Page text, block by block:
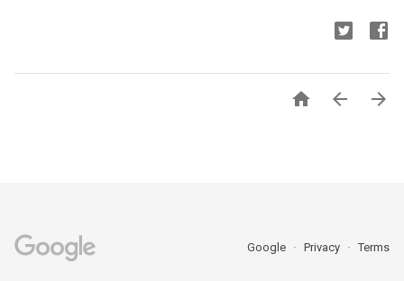
  
Google Privacy Terms